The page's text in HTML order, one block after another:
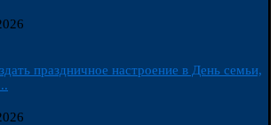
праздничное настроение в День семьи,